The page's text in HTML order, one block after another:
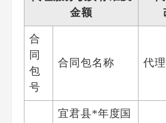
金额
合
同
包
号
合同包名称 代
宜君县*年度国